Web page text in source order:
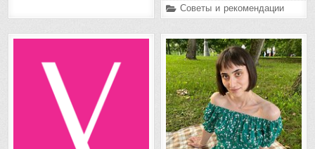
Posted
in
Советы и рекомендации